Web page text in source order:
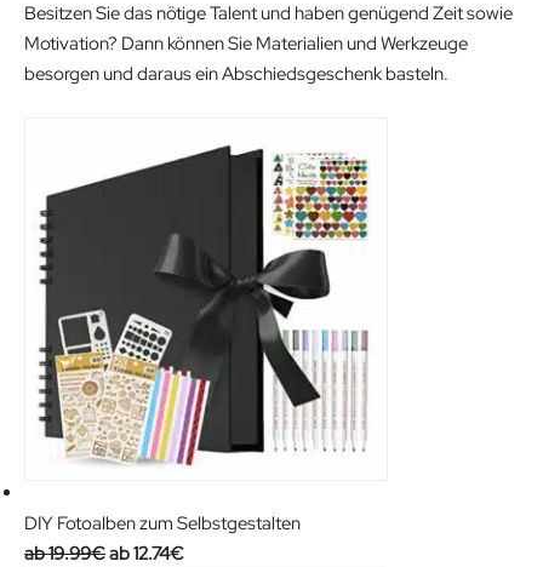
Besitzen Sie das nötige Talent und haben genügend Zeit sowie
Motivation? Dann können Sie Materialien und Werkzeuge
besorgen und daraus ein Abschiedsgeschenk basteln.
DIY Fotoalben zum Selbstgestalten
19.99€O 12.74€C